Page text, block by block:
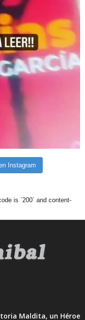
Instagram
is `200` and content-
Maldita, un Héroe